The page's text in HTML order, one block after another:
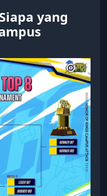
yang